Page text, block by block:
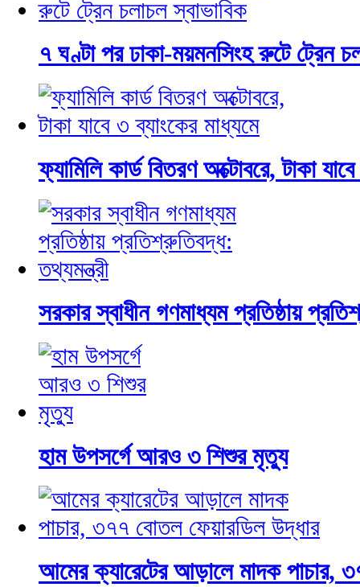
৭ ঘণ্টা পর ঢাকা-ময়মনসিংহ রুটে ট্রেন
ফ্যামিলি কার্ড বিতরণ অক্টোবরে, টাকা
সরকার স্বাধীন গণমাধ্যম প্রতিষ্ঠায়
হাম উপসর্গে আরও ৩ শিশুর মৃত্যু
আমের ক্যারেটের আড়ালে মাদক পাচার,